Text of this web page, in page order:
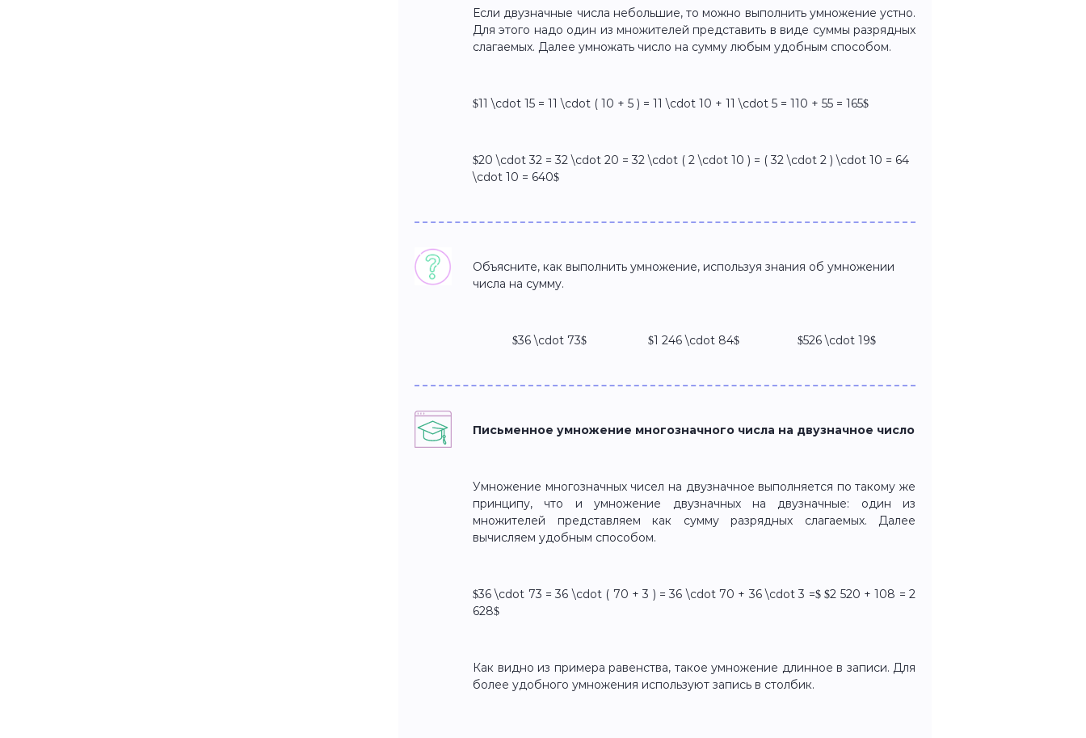
Если двузначные числа небольшие, то можно выполнить умножение устно.
Для этого надо один из множителей представить в виде суммы разрядных
слагаемых. Далее умножать число на сумму любым удобным способом.
$11 \cdot 15 = 11 \cdot ( 10 + 5 ) = 11 \cdot 10 + 11 \cdot 5 = 110 + 55 = 165$
$20 \cdot 32 = 32 \cdot 20 = 32 \cdot ( 2 \cdot 10 ) = ( 32 \cdot 2 ) \cdot 10 = 64
\cdot 10 = 640$
Объясните, как выполнить умножение, используя знания об умножении
числа на сумму.
$36 \cdot 73$ $1 246 \cdot 84$ $526 \cdot 19$
Письменное умножение многозначного числа на двузначное число
Умножение многозначных чисел на двузначное выполняется по такому же
принципу, что и умножение двузначных на двузначные: один из
множителей представляем как сумму разрядных слагаемых. Далее
вычисляем удобным способом.
$36 \cdot 73 = 36 \cdot ( 70 + 3 ) = 36 \cdot 70 + 36 \cdot 3 =$ $2 520 + 108 = 2
628$
Как видно из примера равенства, такое умножение длинное в записи. Для
более удобного умножения используют запись в столбик.